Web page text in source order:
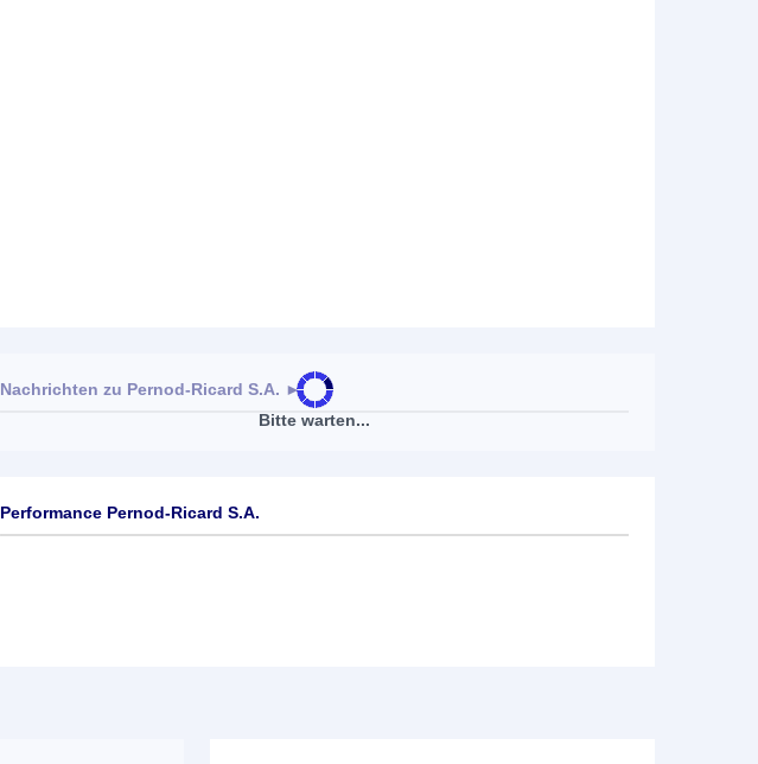
Bitte warten...
Nachrichten zu Pernod-Ricard S.A. ►
Performance Pernod-Ricard S.A.